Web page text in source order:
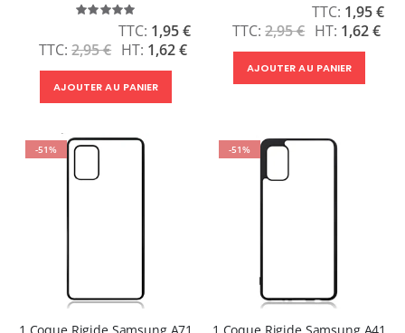
Évaluation:
100%
2,95 €
Prix
Spécial
1,95 €
1,62 €
AJOUTER AU PANIER
2,95 €
Prix
Spécial
1,95 €
1,62 €
AJOUTER AU PANIER
-51%
1 Coque Rigide Samsung A71
-51%
1 Coque Rigide Samsung A41